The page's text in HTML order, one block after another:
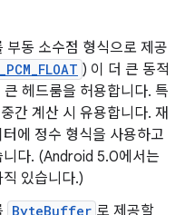
부동 소수점 형식으로 제공
) 이 더 큰 동적
헤드룸을 허용합니다. 특
간 계산 시 유용합니다. 재
에 정수 형식을 사용하고
니다. (Android 5.0에서는
있습니다.)
ByteBuffer 로 제공할